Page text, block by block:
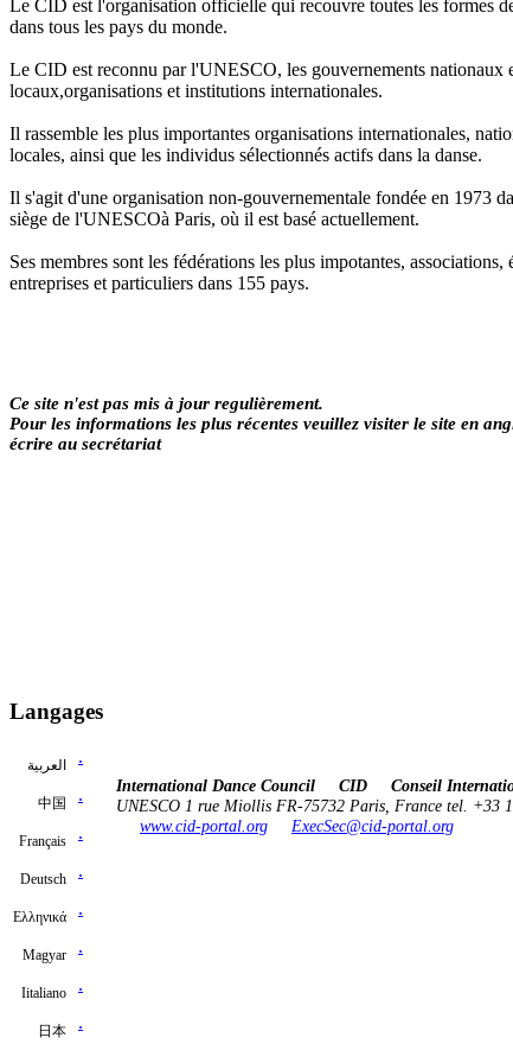
Le CID est l'organisation officielle qui recouvre toutes les formes
dans tous les pays du monde.
Le CID est reconnu par l'UNESCO, les gouvernements nationaux
locaux,organisations et institutions internationales.
Il rassemble les plus importantes organisations internationales,
locales, ainsi que les individus sélectionnés actifs dans la danse.
Il s'agit d'une organisation non-gouvernementale fondée en 1973
siège de l'UNESCOà Paris, où il est basé actuellement.
Ses membres sont les fédérations les plus impotantes, associations,
entreprises et particuliers dans 155 pays.
Ce site n'est pas mis à jour regulièrement.
Pour les informations les plus récentes veuillez visiter le site en
écrire au secrétariat
Langages
العربية
中国
Français
Deutsch
Ελληνικά
Μagyar
Ιitaliano
日本
.
.
.
.
.
.
.
.
International Dance Council CID Conseil
UNESCO 1 rue Miollis FR-75732 Paris, France tel. +33
www.cid-portal.org
ExecSec@cid-portal.org